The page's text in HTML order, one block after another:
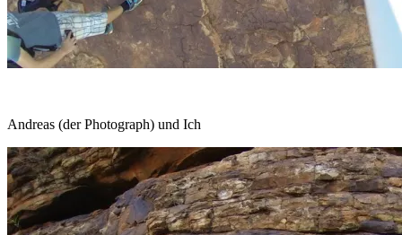
Andreas (der Photograph) und Ich